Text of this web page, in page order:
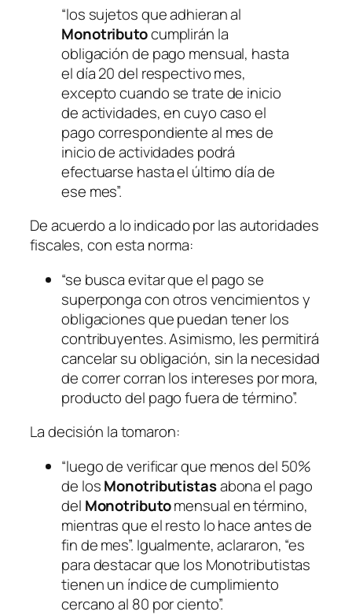
“los sujetos que adhieran al
Monotributocumplirán la
obligación de pago mensual, hasta
el día 20 del respectivo mes,
excepto cuando se trate de inicio
de actividades, en cuyo caso el
pago correspondiente al mes de
inicio de actividades podrá
efectuarse hasta el último día de
ese mes”.
De acuerdo a lo indicado por las autoridades
fiscales, con esta norma:
“se busca evitar que el pago se
superponga con otros vencimientos y
obligaciones que puedan tener los
contribuyentes. Asimismo, les permitirá
cancelar su obligación, sin la necesidad
de correr corran los intereses por mora,
producto del pago fuera de término”.
La decisión la tomaron:
“luego de verificar que menos del 50%
de losMonotributistasabona el pago
del Monotributomensual en término,
mientras que el resto lo hace antes de
fin de mes”. Igualmente, aclararon, “es
para destacar que los Monotributistas
tienen un índice de cumplimiento
cercano al 80 por ciento”.